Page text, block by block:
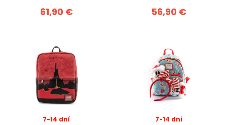
61,90 € 56,90 €
7-14 dní
7-14 dní